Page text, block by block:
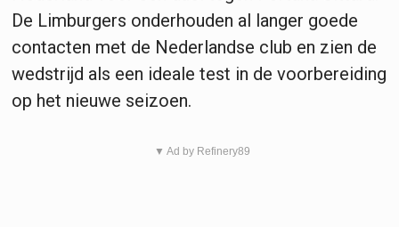
De Limburgers onderhouden al langer goede
contacten met de Nederlandse club en zien de
wedstrijd als een ideale test in de voorbereiding
op het nieuwe seizoen.
▼ Ad by Refinery89